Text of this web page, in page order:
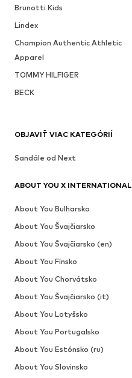
Brunotti Kids
Lindex
Champion Authentic Athletic
Apparel
TOMMY HILFIGER
BECK
OBJAVIŤ VIAC KATEGÓRIÍ
Sandále od Next
ABOUT YOU X INTERNATIONAL
About You Bulharsko
About You Švajčiarsko
About You Švajčiarsko (en)
About You Fínsko
About You Chorvátsko
About You Švajčiarsko (it)
About You Lotyšsko
About You Portugalsko
About You Estónsko (ru)
About You Slovinsko